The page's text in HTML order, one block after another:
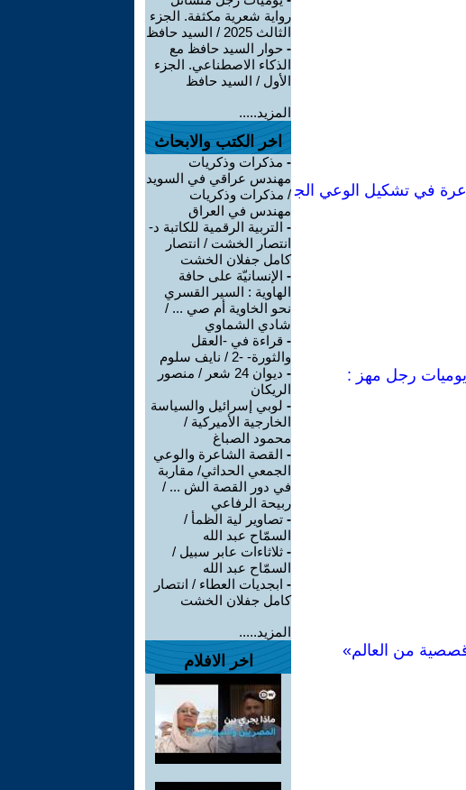
في تشكيل الوعي الج
يوميات رجل مهز :
من العالم»
رواية شعرية مكثفة. الجزء
الثالث 2025 / السيد حافظ
- حوار السيد حافظ مع
الذكاء الاصطناعي. الجزء
الأول / السيد حافظ
المزيد.....
اخر الكتب والابحاث
- مذكرات وذكريات
مهندس عراقي في السويد
/ مذكرات وذكريات
مهندس في العراق
- التربية الرقمية للكاتبة د-
انتصار الخشت / انتصار
كامل جفلان الخشت
- الإنسانيّة على حافة
الهاوية : السير القسري
نحو الخاوية أم صي ... /
شادي الشماوي
- قراءة في -العقل
والثورة- -2 / نايف سلوم
-
ديوان 24 شعر / منصور
الريكان
- لوبي إسرائيل والسياسة
الخارجية الأميركية /
محمود الصباغ
- القصة الشاعرة والوعي
الجمعي الحداثي/ مقاربة
في دور القصة الش ... /
ربيحة الرفاعي
- تصاوير لية الظمأ /
السمّاح عبد الله
- ثلاثاءات عابر سبيل /
السمّاح عبد الله
- ابجديات العطاء / انتصار
كامل جفلان الخشت
المزيد.....
اخر الافلام